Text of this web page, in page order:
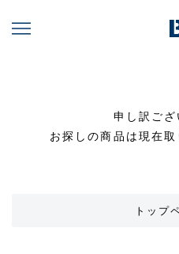
申し訳ござ
お探しの商品は現在取
トップ